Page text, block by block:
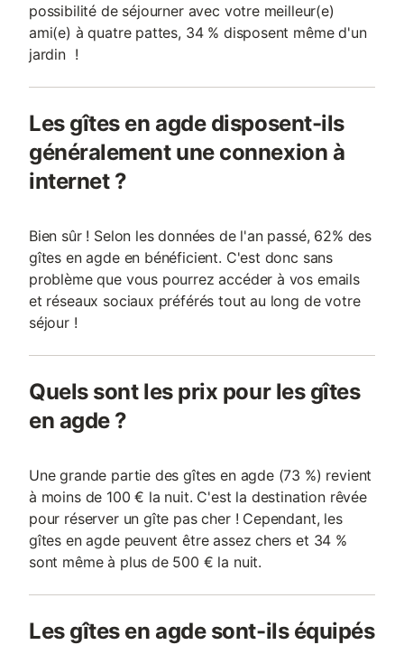
possibilité de séjourner avec votre meilleur(e)
ami(e) à quatre pattes, 34 % disposent même d'un
jardin !
Les gîtes en agde disposent-ils
généralement une connexion à
internet ?
Bien sûr ! Selon les données de l'an passé, 62% des
gîtes en agde en bénéficient. C'est donc sans
problème que vous pourrez accéder à vos emails
et réseaux sociaux préférés tout au long de votre
séjour !
Quels sont les prix pour les gîtes
en agde ?
Une grande partie des gîtes en agde (73 %) revient
à moins de 100 € la nuit. C'est la destination rêvée
pour réserver un gîte pas cher ! Cependant, les
gîtes en agde peuvent être assez chers et 34 %
sont même à plus de 500 € la nuit.
Les gîtes en agde sont-ils équipés